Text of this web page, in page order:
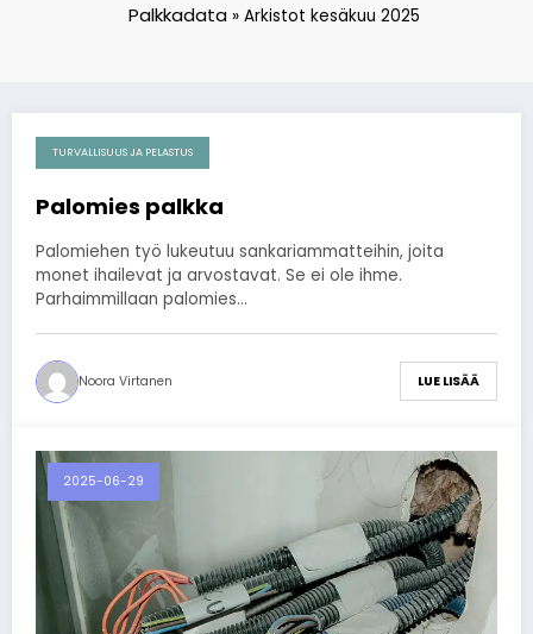
Palkkadata »Arkistot kesäkuu 2025
2025-06-30
TURVALLISUUS JA PELASTUS
Palomies palkka
Palomiehen työ lukeutuu sankariammatteihin, joita
monet ihailevat ja arvostavat. Se ei ole ihme.
Parhaimmillaan palomies…
Noora Virtanen LUE LISÄÄ
2025-06-29